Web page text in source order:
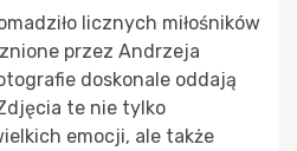
licznych miłośników
przez Andrzeja
doskonale oddają
te nie tylko
emocji, ale także